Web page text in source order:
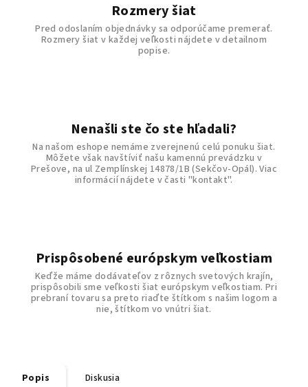
Rozmery šiat
Pred odoslaním objednávky sa odporúčame premerať.
Rozmery šiat v každej veľkosti nájdete v detailnom
popise.
Nenašli ste čo ste hľadali?
Na našom eshope nemáme zverejnenú celú ponuku šiat.
Môžete však navštíviť našu kamennú prevádzku v
Prešove, na ul Zemplínskej 14878/1B (Sekčov-Opál). Viac
informácií nájdete v časti "kontakt".
Prispôsobené európskym veľkostiam
Keďže máme dodávateľov z rôznych svetových krajín,
prispôsobili sme veľkosti šiat európskym veľkostiam. Pri
prebraní tovaru sa preto riaďte štítkom s našim logom a
nie, štítkom vo vnútri šiat.
Popis Diskusia